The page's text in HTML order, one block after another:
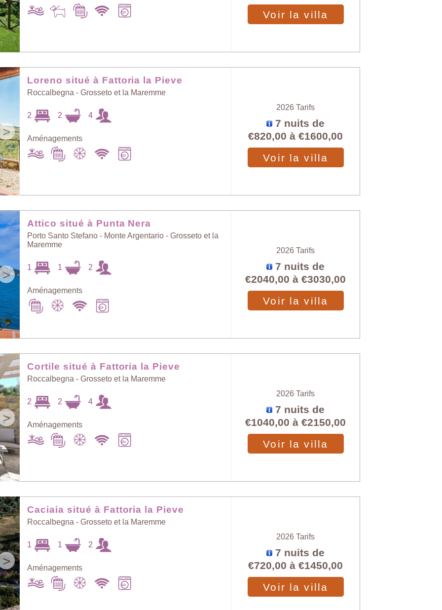
au petit bonheur Prix: - > +
Prix: + > -
Nombre de
Villas les plus
Voir la villa
>
Loreno situé à Fattoria la Pieve
Roccalbegna - Grosseto et la Maremme
2 2 4
Aménagements
2026 Tarifs
7 nuits de
€820,00 à€1600,00
Voir la villa
>
Attico situé à Punta Nera
Porto Santo Stefano - Monte Argentario - Grosseto et la
Maremme
1 1 2
Aménagements
2026 Tarifs
7 nuits de
€2040,00 à€3030,00
Voir la villa
>
Cortile situé à Fattoria la Pieve
Roccalbegna - Grosseto et la Maremme
2 2 4
Aménagements
2026 Tarifs
7 nuits de
€1040,00 à€2150,00
Voir la villa
>
Caciaia situé à Fattoria la Pieve
Roccalbegna - Grosseto et la Maremme
1 1 2
Aménagements
2026 Tarifs
7 nuits de
€720,00 à€1450,00
Voir la villa